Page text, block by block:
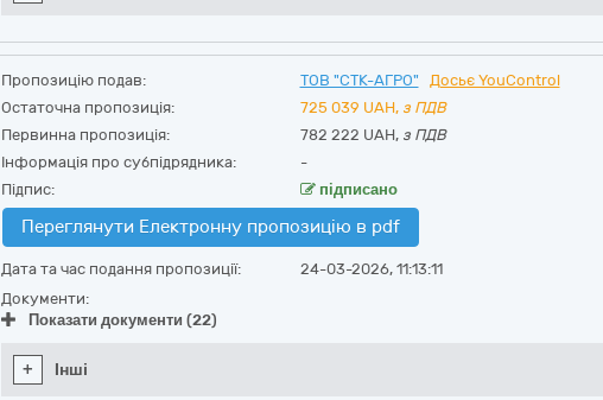
Пропозицію подав: ТОВ "СТК-АГРО"
Досьє YouControl
Остаточна пропозиція:
725 039 UAH, з ПДВ
Первинна пропозиція:
782 222 UAH, з ПДВ
Інформація про субпідрядника:
-
Підпис:
підписано
Переглянути Електронну пропозицію в pdf
Дата та час подання пропозиції:
24-03-2026, 11:13:11
Документи:
Показати документи (22)
+ Інші